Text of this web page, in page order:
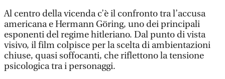
Al centro della vicenda c’è il confronto tra l’accusa
americana e Hermann Göring, uno dei principali
esponenti del regime hitleriano. Dal punto di vista
visivo, il film colpisce per la scelta di ambientazioni
chiuse, quasi soffocanti, che riflettono la tensione
psicologica tra i personaggi.